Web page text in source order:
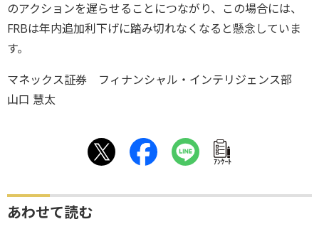
のアクションを遅らせることにつながり、この場合には、
FRBは年内追加利下げに踏み切れなくなると懸念していま
す。
マネックス証券 フィナンシャル・インテリジェンス部
山口 慧太
ｱﾝｹｰﾄ
あわせて読む